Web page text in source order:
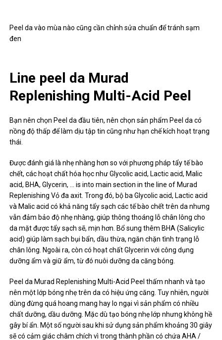
Peel da vào mùa nào cũng cần chỉnh sửa chuẩn để tránh sạm
đen
Line peel da Murad
Replenishing Multi-Acid Peel
Bạn nên chọn Peel da đầu tiên, nên chọn sản phẩm Peel da có
nồng độ thấp để làm dịu tập tin cũng như hạn chế kích hoạt trạng
thái.
Được đánh giá là nhẹ nhàng hơn so với phương pháp tẩy tế bào
chết, các hoạt chất hóa học như Glycolic acid, Lactic acid, Malic
acid, BHA, Glycerin, … is into main section in the line of Murad
Replenishing Vỏ đa axit. Trong đó, bộ ba Glycolic acid, Lactic acid
và Malic acid có khả năng tẩy sạch các tế bào chết trên da nhưng
vẫn đảm bảo độ nhẹ nhàng, giúp thông thoáng lỗ chân lông cho
da mặt được tẩy sạch sẽ, mịn hơn. Bổ sung thêm BHA (Salicylic
acid) giúp làm sạch bụi bẩn, dầu thừa, ngăn chặn tình trạng lỗ
chân lông. Ngoài ra, còn có hoạt chất Glycerin với công dụng
dưỡng ẩm và giữ ẩm, từ đó nuôi dưỡng da căng bóng.
Peel da Murad Replenishing Multi-Acid Peel thấm nhanh và tạo
nên một lớp bóng nhẹ trên da có hiệu ứng căng. Tuy nhiên, người
dùng đừng quá hoang mang hay lo ngại vì sản phẩm có nhiều
chất dưỡng, dầu dưỡng. Mặc dù tạo bóng nhẹ lớp nhưng không hề
gây bí ẩn. Một số người sau khi sử dụng sản phẩm khoảng 30 giây
sẽ có cảm giác châm chích vì trong thành phần có chứa AHA /